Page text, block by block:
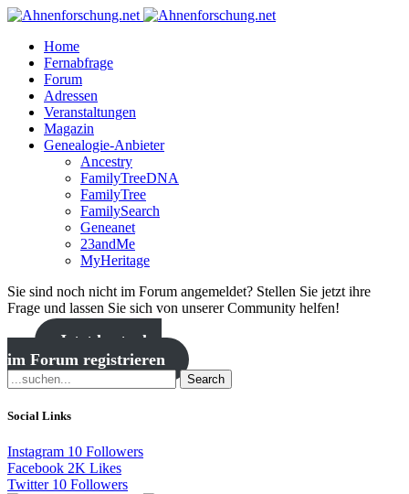
Home
Fernabfrage
Forum
Adressen
Veranstaltungen
Magazin
Genealogie-Anbieter
Ancestry
FamilyTreeDNA
FamilyTree
FamilySearch
Geneanet
23andMe
MyHeritage
Sie sind noch nicht im Forum angemeldet? Stellen Sie jetzt ihre
Frage und lassen Sie sich von unserer Community helfen!
Jetzt kostenlos
im Forum registrieren
Search
Social Links
Instagram 10 Followers
Facebook 2K Likes
Twitter 10 Followers